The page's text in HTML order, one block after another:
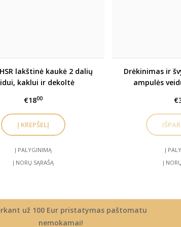
HSR lakštinė kaukė 2 dalių
kaklui ir dekoltė
€1800
Į PALYGINIMĄ
Į NORŲ SĄRAŠĄ
Drėkinimas ir
ampulės
Į
Į
už 100 Eur pristatymas paštomatu
nemokamai!